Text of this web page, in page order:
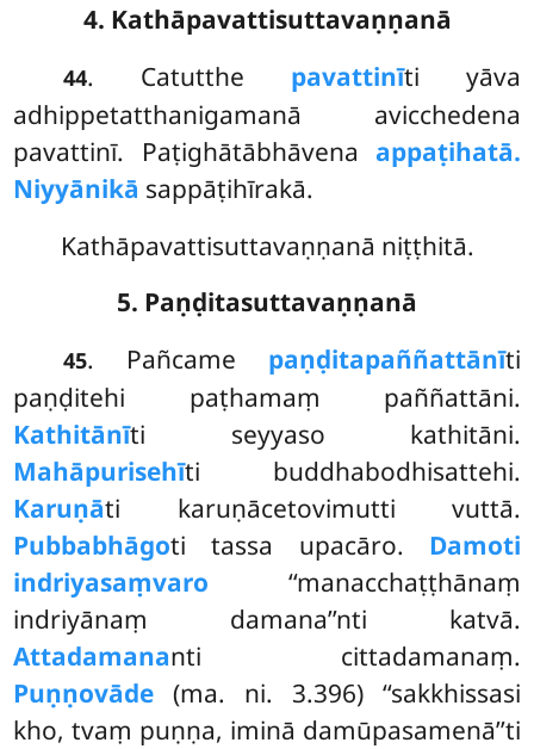
4. Kathāpavattisuttavaṇṇanā
44. Catutthe pavattinīti yāva
adhippetatthanigamanā avicchedena
pavattinī. Paṭighātābhāvena appaṭihatā.
Niyyānikā sappāṭihīrakā.
Kathāpavattisuttavaṇṇanā niṭṭhitā.
5. Paṇḍitasuttavaṇṇanā
45. Pañcame paṇḍitapaññattānīti
paṇḍitehi paṭhamaṃ paññattāni.
Kathitānīti seyyaso kathitāni.
Mahāpurisehīti buddhabodhisattehi.
Karuṇāti karuṇācetovimutti vuttā.
Pubbabhāgoti tassa upacāro. Damoti
indriyasaṃvaro ‘‘manacchaṭṭhānaṃ
indriyānaṃ damana’’nti katvā.
Attadamananti cittadamanaṃ.
Puṇṇovāde (ma. ni. 3.396) ‘‘sakkhissasi
kho, tvaṃ puṇṇa, iminā damūpasamenā’’ti